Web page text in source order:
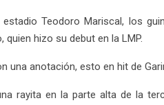
Teodoro Mariscal, los
hizo su debut en la LMP.
anotación, esto en hit de
rayita en la parte alta de la